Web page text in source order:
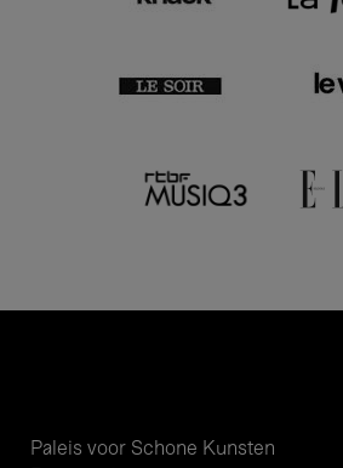
Paleis voor Schone Kunsten